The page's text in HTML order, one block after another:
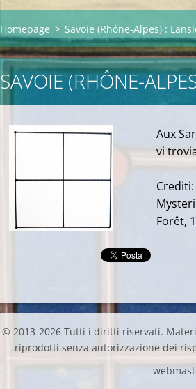
Homepage > Savoie (Rhône-Alpes) :
SAVOIE (RHÔNE-
Aux
vi
Forêt,
© 2013-2026 Tutti i diritti riservati.
riprodotti senza autorizzazione dei